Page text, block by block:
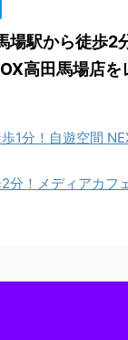
場駅から徒歩2
高田馬場店を
1分！自遊空間
分！メディアカフ